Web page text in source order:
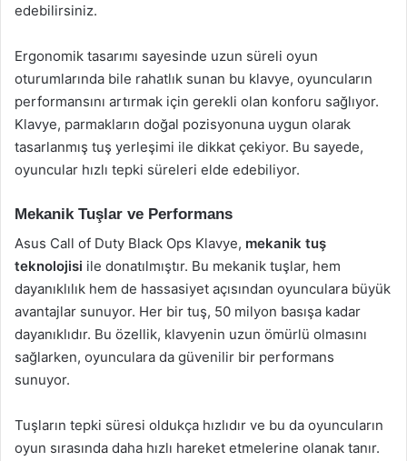
edebilirsiniz.
Ergonomik tasarımı sayesinde uzun süreli oyun
oturumlarında bile rahatlık sunan bu klavye, oyuncuların
performansını artırmak için gerekli olan konforu sağlıyor.
Klavye, parmakların doğal pozisyonuna uygun olarak
tasarlanmış tuş yerleşimi ile dikkat çekiyor. Bu sayede,
oyuncular hızlı tepki süreleri elde edebiliyor.
Mekanik Tuşlar ve Performans
Asus Call of Duty Black Ops Klavye, mekanik tuş
teknolojisi ile donatılmıştır. Bu mekanik tuşlar, hem
dayanıklılık hem de hassasiyet açısından oyunculara büyük
avantajlar sunuyor. Her bir tuş, 50 milyon basışa kadar
dayanıklıdır. Bu özellik, klavyenin uzun ömürlü olmasını
sağlarken, oyunculara da güvenilir bir performans
sunuyor.
Tuşların tepki süresi oldukça hızlıdır ve bu da oyuncuların
oyun sırasında daha hızlı hareket etmelerine olanak tanır.